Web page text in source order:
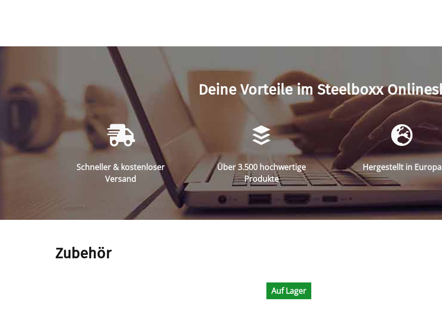
Deine Vorteile im Steelboxx
Schneller & kostenloser
Versand
Über 3.500 hochwertige
Produkte
Hergestellt in Europa
Zubehör
Auf Lager